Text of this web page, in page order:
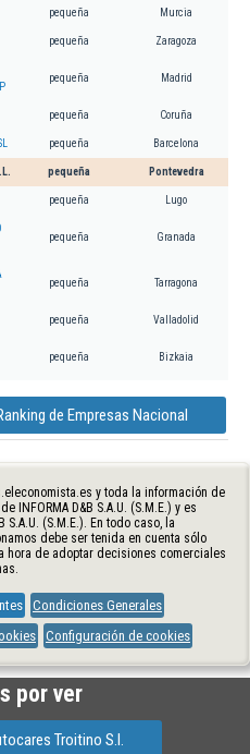
pequeña Murcia
pequeña Zaragoza
pequeña Madrid
pequeña Coruña
pequeña Barcelona
pequeña Pontevedra
pequeña Lugo
pequeña Granada
pequeña Tarragona
pequeña Valladolid
pequeña Bizkaia
de Empresas Nacional
y toda la información de
INFORMA D&B S.A.U. (S.M.E.) y es
(S.M.E.). En todo caso, la
debe ser tenida en cuenta sólo
hora de adoptar decisiones comerciales
Condiciones Generales
Configuración de cookies
por ver
Troitino S.l.